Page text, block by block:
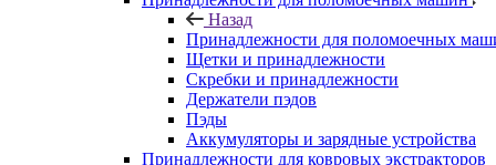
Назад
Принадлежности для поломоечных
Щетки и принадлежности
Скребки и принадлежности
Держатели пэдов
Пэды
Аккумуляторы и зарядные устройства
Принадлежности для ковровых экстракторов